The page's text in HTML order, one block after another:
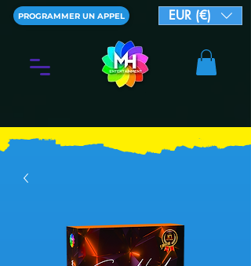
PROGRAMMER UN APPEL EUR (€)